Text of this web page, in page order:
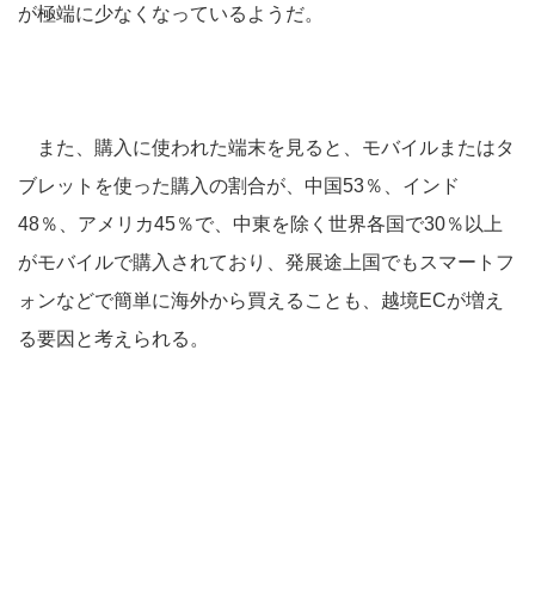
が極端に少なくなっているようだ。
また、購入に使われた端末を見ると、モバイルまたはタ
ブレットを使った購入の割合が、中国53％、インド
48％、アメリカ45％で、中東を除く世界各国で30％以上
がモバイルで購入されており、発展途上国でもスマートフ
ォンなどで簡単に海外から買えることも、越境ECが増え
る要因と考えられる。